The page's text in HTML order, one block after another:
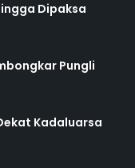
Dipaksa
Pungli
Kadaluarsa